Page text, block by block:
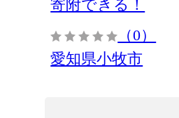
［143O31］
寄附できる！
（0）
愛知県小牧市